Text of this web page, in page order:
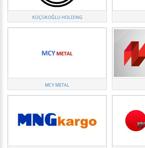
KÜÇÜKOĞLU HOLDİNG
MCY METAL